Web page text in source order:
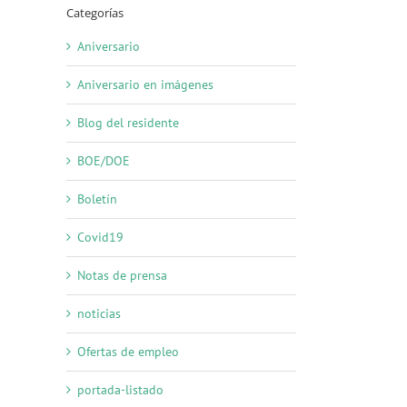
Categorías
Aniversario
Aniversario en imágenes
Blog del residente
BOE/DOE
Boletín
Covid19
Notas de prensa
noticias
Ofertas de empleo
portada-listado